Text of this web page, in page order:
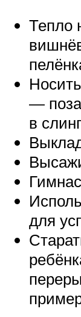
Тепло
— поза
в
для